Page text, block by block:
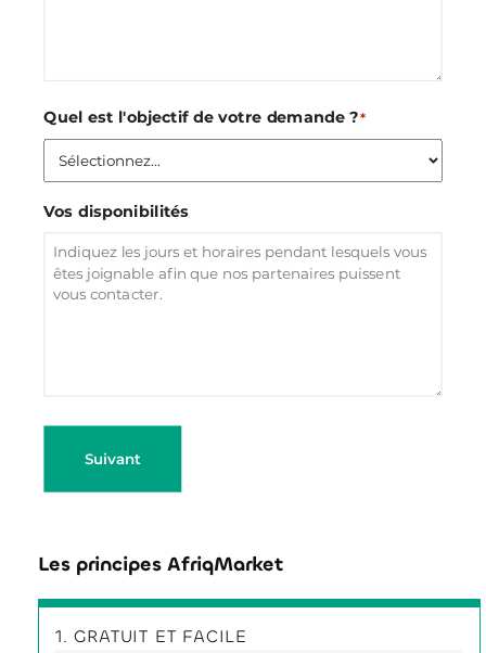
Quel est l'objectif de votre demande ?*
Vos disponibilités
Suivant
Les principes AfriqMarket
1. GRATUIT ET FACILE